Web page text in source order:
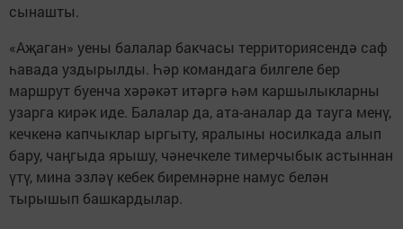
сынашты.
«Аҗаган» уены балалар бакчасы территориясендә саф
һавада уздырылды. Һәр командага билгеле бер
маршрут буенча хәрәкәт итәргә һәм каршылыкларны
узарга кирәк иде. Балалар да, ата-аналар да тауга менү,
кечкенә капчыклар ыргыту, яралыны носилкада алып
бару, чаңгыда ярышу, чәнечкеле тимерчыбык астыннан
үтү, мина эзләү кебек биремнәрне намус белән
тырышып башкардылар.